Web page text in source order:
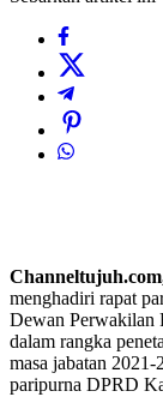
menghadiri rapat
Dewan Perwakilan
dalam rangka
masa jabatan
paripurna DPRD